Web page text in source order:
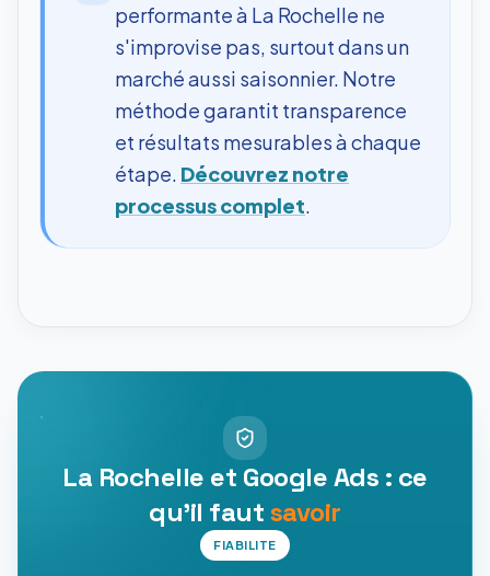
performante à La Rochelle ne
s'improvise pas, surtout dans un
marché aussi saisonnier. Notre
méthode garantit transparence
et résultats mesurables à chaque
étape. Découvrez notre
processus complet.
La Rochelle et Google Ads : ce
qu'il fautsavoir
FIABILITE